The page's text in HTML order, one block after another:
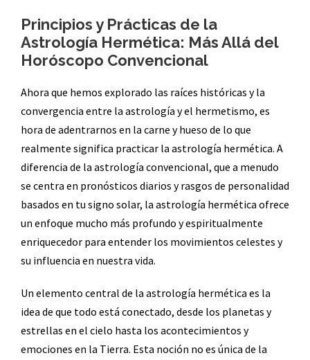
Principios y Prácticas de la
Astrología Hermética: Más Allá del
Horóscopo Convencional
Ahora que hemos explorado las raíces históricas y la
convergencia entre la astrología y el hermetismo, es
hora de adentrarnos en la carne y hueso de lo que
realmente significa practicar la astrología hermética. A
diferencia de la astrología convencional, que a menudo
se centra en pronósticos diarios y rasgos de personalidad
basados en tu signo solar, la astrología hermética ofrece
un enfoque mucho más profundo y espiritualmente
enriquecedor para entender los movimientos celestes y
su influencia en nuestra vida.
Un elemento central de la astrología hermética es la
idea de que todo está conectado, desde los planetas y
estrellas en el cielo hasta los acontecimientos y
emociones en la Tierra. Esta noción no es única de la